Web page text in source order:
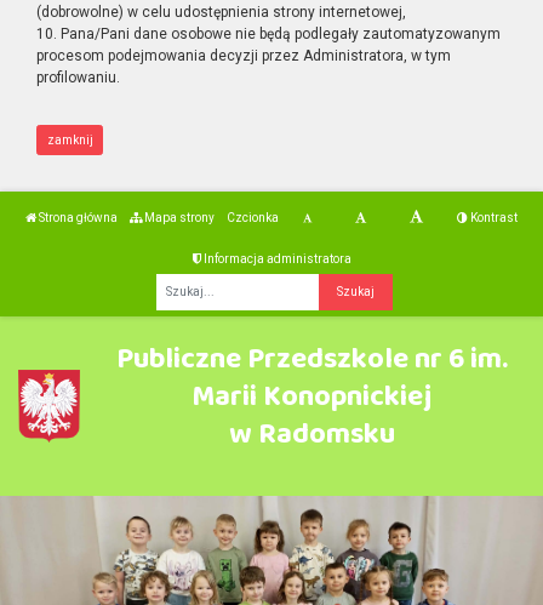
(dobrowolne) w celu udostępnienia strony internetowej,
10. Pana/Pani dane osobowe nie będą podlegały zautomatyzowanym
procesom podejmowania decyzji przez Administratora, w tym
profilowaniu.
zamknij
Strona główna Mapa strony Czcionka Kontrast
Informacja administratora
Publiczne Przedszkole nr 6 im.
Marii Konopnickiej
w Radomsku